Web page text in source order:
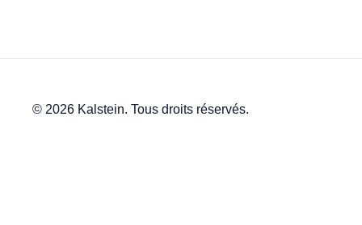
© 2026 Kalstein. Tous droits réservés.